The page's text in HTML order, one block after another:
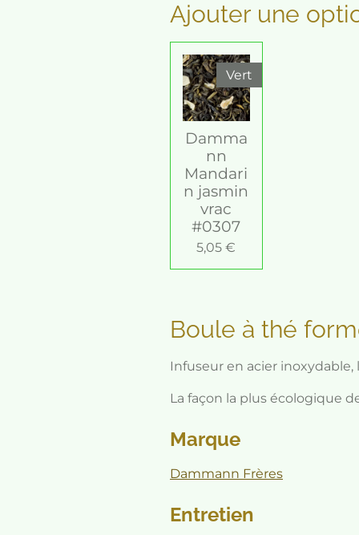
Ajouter une
Vert
Damma
nn
Mandari
n jasmin
vrac
#0307
5,05 €
Boule à thé
Infuseur en acier inoxydable,
La façon la plus écologique
Marque
Dammann Frères
Entretien